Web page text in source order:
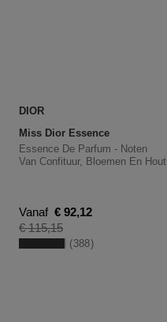
DIOR
Miss Dior Essence
Essence De Parfum - Noten
Van Confituur, Bloemen En Hout
Vanaf Kortingsprijs
€ 92,12
Productprijs
€ 115,15
388